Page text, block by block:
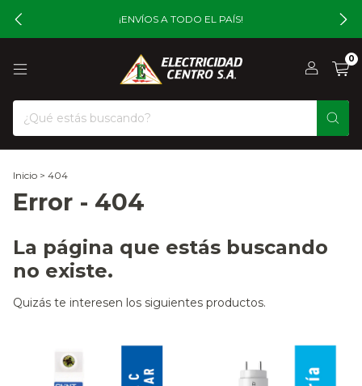
¡ENVÍOS A TODO EL PAÍS!
0
Inicio > 404
Error - 404
La página que estás buscando
no existe.
Quizás te interesen los siguientes productos.